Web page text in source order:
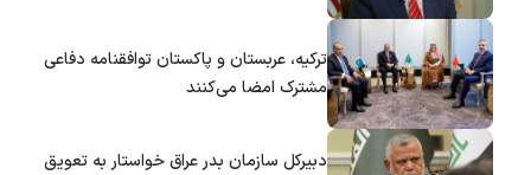
ترکیه، عربستان و پاکستان توافقنامه دفاعی
مشترک امضا می‌کنند
دبیرکل سازمان بدر عراق خواستار به تعویق